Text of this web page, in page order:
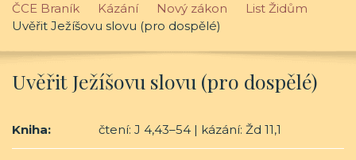
ČCE Braník Kázání Nový zákon
List Židům
Uvěřit Ježíšovu slovu (pro dospělé)
Uvěřit Ježíšovu slovu (pro dospělé)
Kniha: čtení: J 4,43–54 | kázání: Žd 11,1